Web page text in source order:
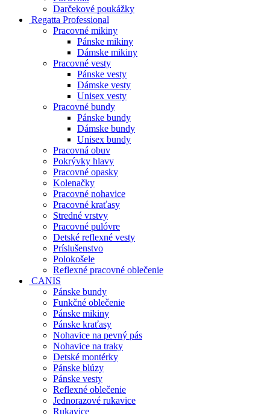
Darčekové poukážky
Regatta Professional
Pracovné mikiny
Pánske mikiny
Dámske mikiny
Pracovné vesty
Pánske vesty
Dámske vesty
Unisex vesty
Pracovné bundy
Pánske bundy
Dámske bundy
Unisex bundy
Pracovná obuv
Pokrývky hlavy
Pracovné opasky
Kolenačky
Pracovné nohavice
Pracovné kraťasy
Stredné vrstvy
Pracovné pulóvre
Detské reflexné vesty
Príslušenstvo
Polokošele
Reflexné pracovné oblečenie
CANIS
Pánske bundy
Funkčné oblečenie
Pánske mikiny
Pánske kraťasy
Nohavice na pevný pás
Nohavice na traky
Detské montérky
Pánske blúzy
Pánske vesty
Reflexné oblečenie
Jednorazové rukavice
Rukavice